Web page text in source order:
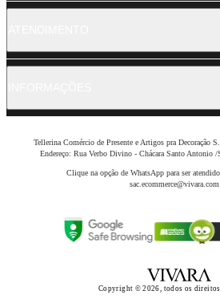
Tellerina Comércio de Presente e Artigos pra Decoração
Endereço: Rua Verbo Divino - Chácara Santo Antonio
Clique na opção de WhatsApp para ser
Copyright © 2026, todos os direitos